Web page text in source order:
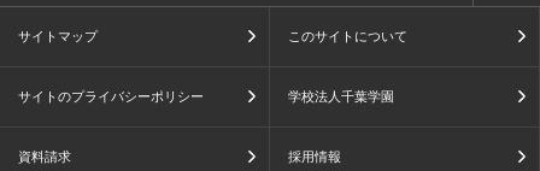
サイトマップ このサイトについて
サイトのプライバシーポリシー 学校法人千葉学園
資料請求 採用情報